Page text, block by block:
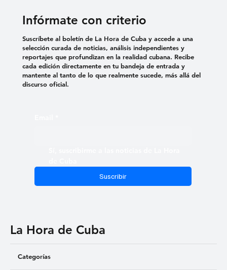
Infórmate con criterio
Suscribir
Suscríbete al boletín de La Hora de Cuba y accede a una
selección curada de noticias, análisis independientes y
reportajes que profundizan en la realidad cubana. Recibe
cada edición directamente en tu bandeja de entrada y
mantente al tanto de lo que realmente sucede, más allá del
discurso oficial.
La Hora de Cuba
Categorías